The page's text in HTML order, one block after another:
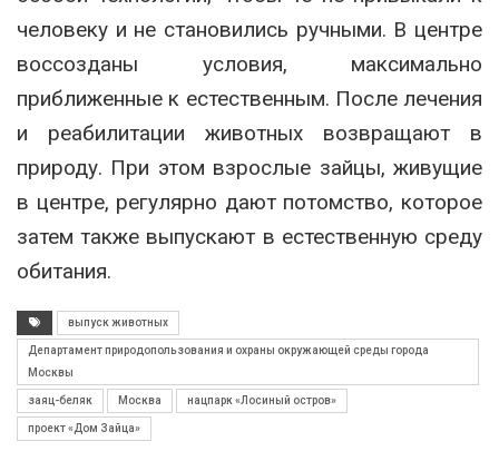
человеку и не становились ручными. В центре
воссозданы условия, максимально
приближенные к естественным. После лечения
и реабилитации животных возвращают в
природу. При этом взрослые зайцы, живущие
в центре, регулярно дают потомство, которое
затем также выпускают в естественную среду
обитания.
выпуск животных
Департамент природопользования и охраны окружающей среды города
Москвы
заяц-беляк Москва нацпарк «Лосиный остров»
проект «Дом Зайца»